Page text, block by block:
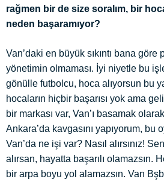
rağmen bir de size soralım, bir
neden başaramıyor?
Van’daki en büyük sıkıntı bana göre
yönetimin olmaması. İyi niyetle bu
gönülle futbolcu, hoca alıyorsun bu
hocaların hiçbir başarısı yok ama
bir markası var, Van’ı basamak
Ankara’da kavgasını yapıyorum, bu
Van’da ne işi var? Nasıl alırsınız!
alırsan, hayatta başarılı olamazsın.
bir arpa boyu yol alamazsın. Van Bşb